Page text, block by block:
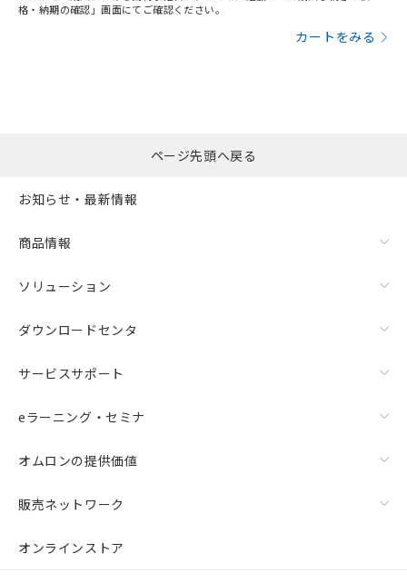
格・納期の確認」画面にてご確認ください。
カートをみる
ページ先頭へ戻る
お知らせ・最新情報
商品情報
ソリューション
ダウンロードセンタ
サービスサポート
eラーニング・セミナ
オムロンの提供価値
販売ネットワーク
オンラインストア